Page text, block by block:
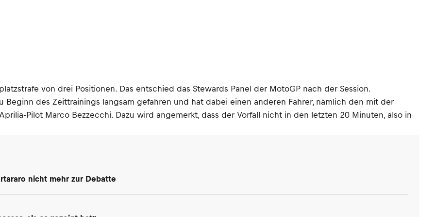
von drei Positionen. Das entschied das Stewards Panel der MotoGP nach der Session.
des Zeittrainings langsam gefahren und hat dabei einen anderen Fahrer, nämlich den mit der
Pilot Marco Bezzecchi. Dazu wird angemerkt, dass der Vorfall nicht in den letzten 20 Minuten, also in
nicht mehr zur Debatte